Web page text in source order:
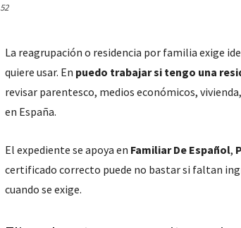
52
La reagrupación o residencia por familia exige
quiere usar. En puedo trabajar si tengo una
revisar parentesco, medios económicos,
en España.
El expediente se apoya en Familiar De Español,
certificado correcto puede no bastar si faltan
cuando se exige.